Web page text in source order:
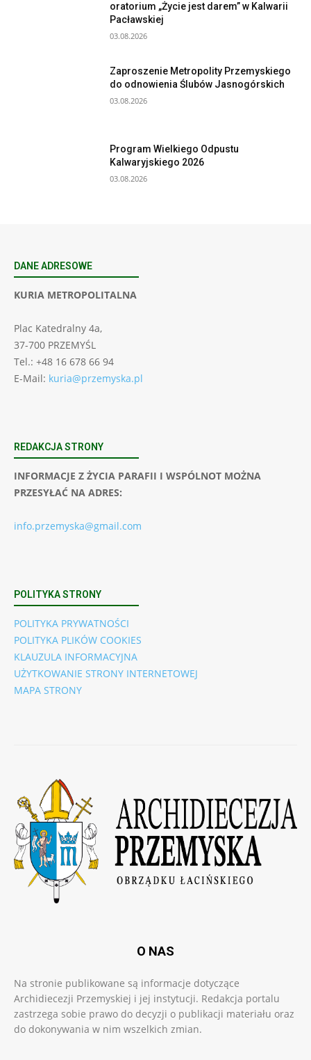
oratorium „Życie jest darem” w Kalwarii
Pacławskiej
03.08.2026
Zaproszenie Metropolity Przemyskiego
do odnowienia Ślubów Jasnogórskich
03.08.2026
Program Wielkiego Odpustu
Kalwaryjskiego 2026
03.08.2026
DANE ADRESOWE
KURIA METROPOLITALNA
Plac Katedralny 4a,
37-700 PRZEMYŚL
Tel.: +48 16 678 66 94
E-Mail: kuria@przemyska.pl
REDAKCJA STRONY
INFORMACJE Z ŻYCIA PARAFII I WSPÓLNOT MOŻNA
PRZESYŁAĆ NA ADRES:
info.przemyska@gmail.com
POLITYKA STRONY
POLITYKA PRYWATNOŚCI
POLITYKA PLIKÓW COOKIES
KLAUZULA INFORMACYJNA
UŻYTKOWANIE STRONY INTERNETOWEJ
MAPA STRONY
O NAS
Na stronie publikowane są informacje dotyczące
Archidiecezji Przemyskiej i jej instytucji. Redakcja portalu
zastrzega sobie prawo do decyzji o publikacji materiału oraz
do dokonywania w nim wszelkich zmian.